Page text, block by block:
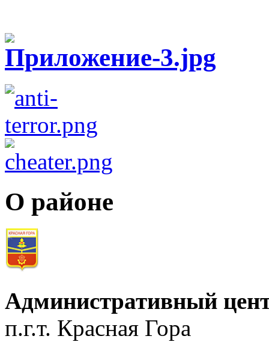
О районе
Административный
п.г.т. Красная Гора